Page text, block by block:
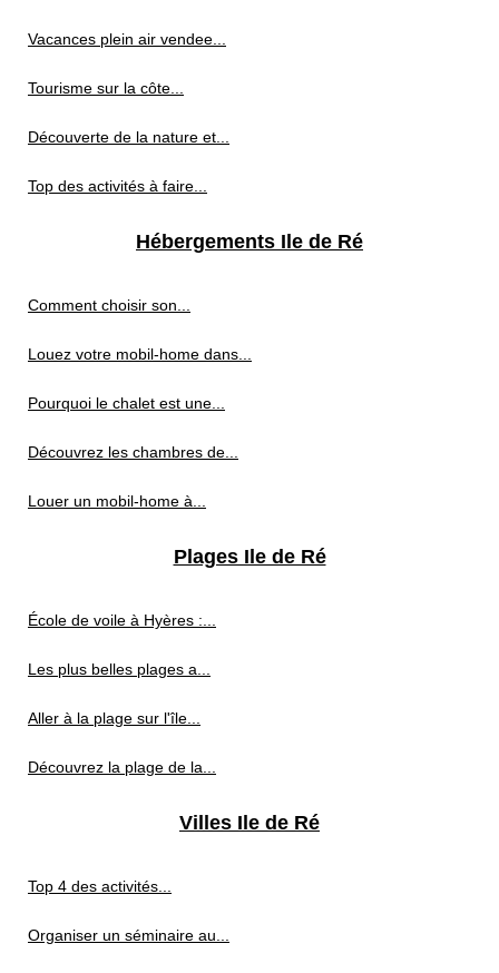
Vacances plein air vendee...
Tourisme sur la côte...
Découverte de la nature et...
Top des activités à faire...
Hébergements Ile de Ré
Comment choisir son...
Louez votre mobil-home dans...
Pourquoi le chalet est une...
Découvrez les chambres de...
Louer un mobil-home à...
Plages Ile de Ré
École de voile à Hyères :...
Les plus belles plages a...
Aller à la plage sur l'île...
Découvrez la plage de la...
Villes Ile de Ré
Top 4 des activités...
Organiser un séminaire au...